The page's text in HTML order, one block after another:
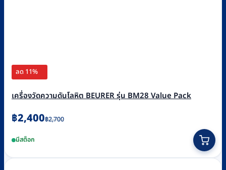
ลด 11%
เครื่องวัดความดันโลหิต BEURER รุ่น BM28 Value Pack
฿2,700
Original
was:
฿2,700.
฿2,400
Current
is:
฿2,400.
มีสต็อก